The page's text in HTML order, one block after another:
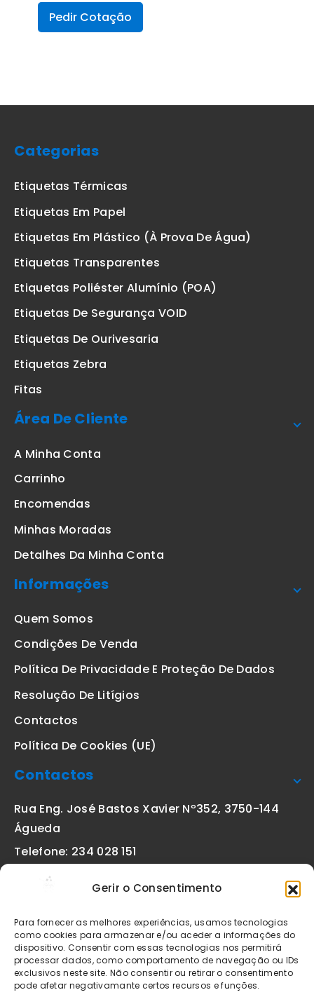
Gerir o Consentimento
Para fornecer as melhores experiências, usamos tecnologias
como cookies para armazenar e/ou aceder a informações do
dispositivo. Consentir com essas tecnologias nos permitirá
processar dados, como comportamento de navegação ou IDs
exclusivos neste site. Não consentir ou retirar o consentimento
pode afetar negativamante certos recursos e funções.
Pedir Cotação
Categorias
Etiquetas Térmicas
Etiquetas Em Papel
Etiquetas Em Plástico (à Prova De Água)
Etiquetas Transparentes
Etiquetas Poliéster Alumínio (POA)
Etiquetas De Segurança VOID
Etiquetas De Ourivesaria
Etiquetas Zebra
Fitas
Área De Cliente
A Minha Conta
Carrinho
Encomendas
Minhas Moradas
Detalhes Da Minha Conta
Informações
Quem Somos
Condições De Venda
Política De Privacidade E Proteção De Dados
Resolução De Litígios
Contactos
Política De Cookies (UE)
Contactos
Rua Eng. José Bastos Xavier Nº352, 3750-144
Águeda
Telefone: 234 028 151
geral@etiquetas-online.pt
Os preços indicados incluem IVA à taxa legal em vigor. Todos
os artigos apresentados no site encontram-se sujeitos à
disponibilidade de stock após confirmação da encomenda. As